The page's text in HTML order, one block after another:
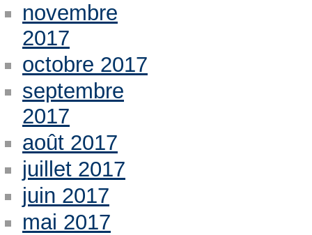
novembre
2017
octobre 2017
septembre
2017
août 2017
juillet 2017
juin 2017
mai 2017